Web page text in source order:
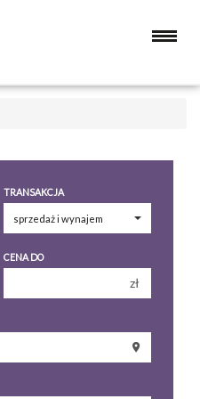
TRANSAKCJA
CENA DO
zł
200 000 zł
250 000 zł